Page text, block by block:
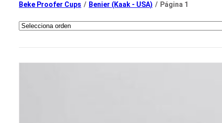
Beke Proofer Cups / Benier (Kaak - USA) / Página 1